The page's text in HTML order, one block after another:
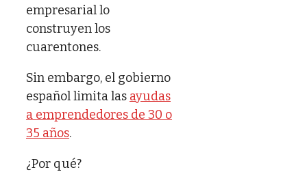
empresarial lo
construyen los
cuarentones.
Sin embargo, el gobierno
español limita las ayudas
a emprendedores de 30 o
35 años.
¿Por qué?